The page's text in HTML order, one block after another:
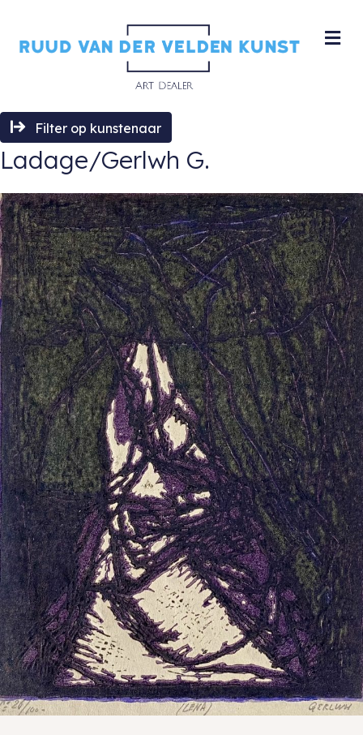
Filter op kunstenaar
Ladage/Gerlwh G.